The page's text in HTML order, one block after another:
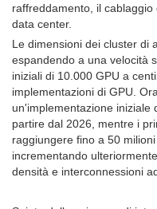
raffreddamento, il
data center.
Le dimensioni dei cluster di
espandendo a una velocità
iniziali di 10.000 GPU a
implementazioni di GPU.
un'implementazione iniziale
partire dal 2026, mentre i
raggiungere fino a 50
incrementando
densità e interconnessioni